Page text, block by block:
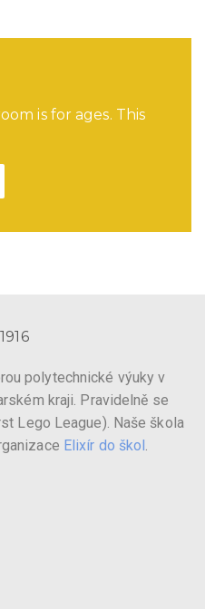
is for ages. This
polytechnické výuky v
kraji. Pravidelně se
Lego League). Naše škola
Elixír do škol